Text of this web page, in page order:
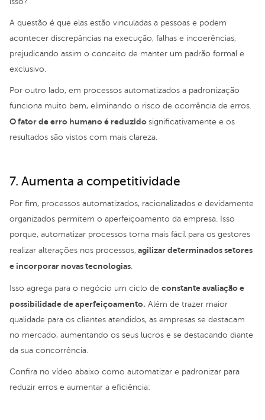
A questão é que elas estão vinculadas a pessoas e podem
acontecer discrepâncias na execução, falhas e incoerências,
prejudicando assim o conceito de manter um padrão formal e
exclusivo.
Por outro lado, em processos automatizados a padronização
funciona muito bem, eliminando o risco de ocorrência de erros.
O fator de erro humano é reduzido significativamente e os
resultados são vistos com mais clareza.
7. Aumenta a competitividade
Por fim, processos automatizados, racionalizados e devidamente
organizados permitem o aperfeiçoamento da empresa. Isso
porque, automatizar processos torna mais fácil para os gestores
realizar alterações nos processos, agilizar determinados setores
e incorporar novas tecnologias.
Isso agrega para o negócio um ciclo de constante avaliação e
possibilidade de aperfeiçoamento. Além de trazer maior
qualidade para os clientes atendidos, as empresas se destacam
no mercado, aumentando os seus lucros e se destacando diante
da sua concorrência.
Confira no vídeo abaixo como automatizar e padronizar para
reduzir erros e aumentar a eficiência: